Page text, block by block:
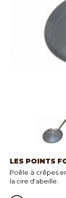
LES POINTS
Poêle à crêpes
la cire d'abeille.